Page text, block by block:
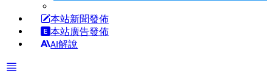
本站新聞發佈
本站廣告發佈
AI解說